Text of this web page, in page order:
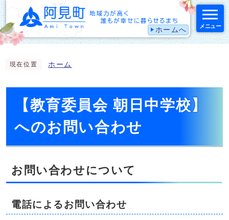
ホームへ メニュー
現在位置 ホーム
【教育委員会 朝日中学校】
へのお問い合わせ
お問い合わせについて
電話によるお問い合わせ